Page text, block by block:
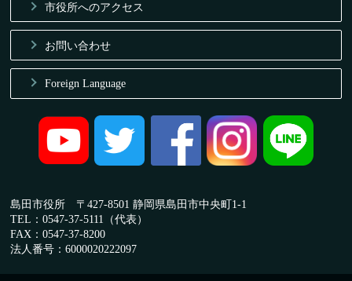
市役所へのアクセス
お問い合わせ
Foreign Language
島田市役所 〒427-8501 静岡県島田市中央町1-1
TEL：0547-37-5111（代表）
FAX：0547-37-8200
法人番号：6000020222097